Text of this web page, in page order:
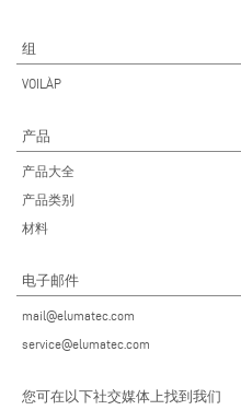
组
VOILÀP
产品
产品大全
产品类别
材料
电子邮件
mail@elumatec.com
service@elumatec.com
您可在以下社交媒体上找到我们